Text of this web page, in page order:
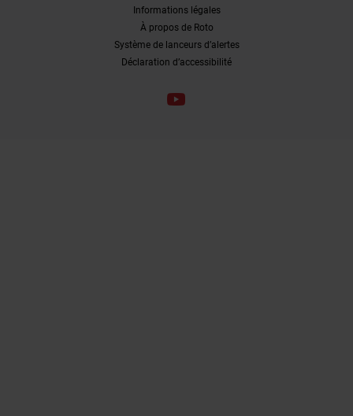
Informations légales
À propos de Roto
Système de lanceurs d’alertes
Déclaration d’accessibilité